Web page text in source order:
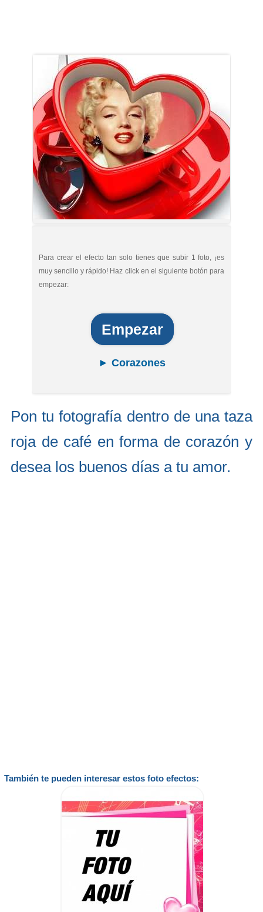
Para crear el efecto tan solo tienes que subir 1 foto, ¡es
muy sencillo y rápido! Haz click en el siguiente botón para
empezar:
Empezar
► Corazones
Pon tu fotografía dentro de una taza
roja de café en forma de corazón y
desea los buenos días a tu amor.
También te pueden interesar estos foto efectos: